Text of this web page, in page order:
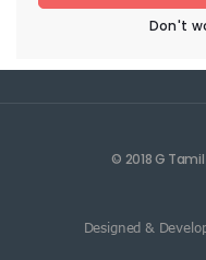
Don't
© 2018 G
Designed &